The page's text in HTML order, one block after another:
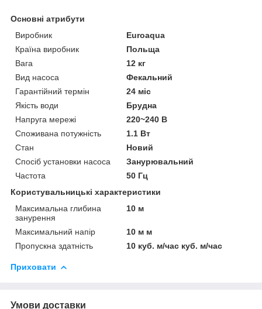
Основні атрибути
Виробник
Euroaqua
Країна виробник
Польща
Вага
12 кг
Вид насоса
Фекальний
Гарантійний термін
24 міс
Якість води
Брудна
Напруга мережі
220~240 В
Споживана потужність
1.1 Вт
Стан
Новий
Спосіб установки насоса
Занурювальний
Частота
50 Гц
Користувальницькі характеристики
Максимальна глибина
занурення
10 м
Максимальний напір
10 м м
Пропускна здатність
10 куб. м/час куб. м/час
Приховати
Умови доставки